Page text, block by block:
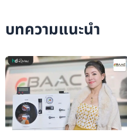
บทความแนะนำ